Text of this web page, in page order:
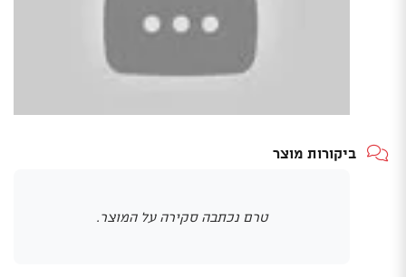
ביקורות מוצר
טרם נכתבה סקירה על המוצר.